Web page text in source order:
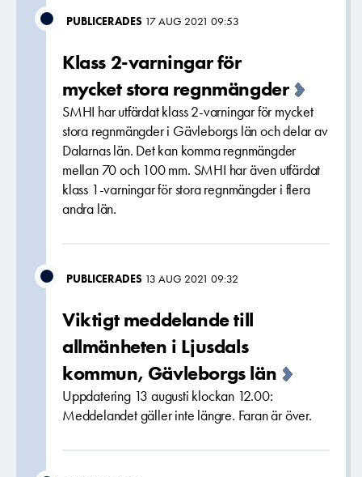
PUBLICERADES 17 AUG 2021 09:53
Klass 2-varningar för
mycket stora regnmängder
SMHI har utfärdat klass 2-varningar för mycket
stora regnmängder i Gävleborgs län och delar av
Dalarnas län. Det kan komma regnmängder
mellan 70 och 100 mm. SMHI har även utfärdat
klass 1-varningar för stora regnmängder i flera
andra län.
PUBLICERADES 13 AUG 2021 09:32
Viktigt meddelande till
allmänheten i Ljusdals
kommun, Gävleborgs län
Uppdatering 13 augusti klockan 12.00:
Meddelandet gäller inte längre. Faran är över.